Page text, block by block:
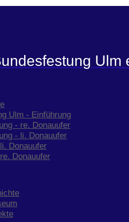
Ulm
Ulm - Einführung
- re. Donauufer
- li. Donauufer
Donauufer
Donauufer